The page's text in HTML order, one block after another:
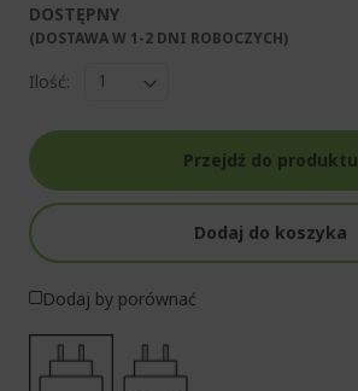
DOSTĘPNY
(DOSTAWA W 1-2 DNI ROBOCZYCH)​
Ilość:
Przejdź do produktu
Dodaj do koszyka
Dodaj by porównać